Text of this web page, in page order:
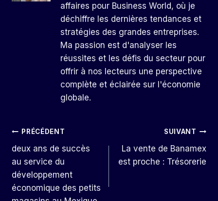
affaires pour Business World, où je
déchiffre les dernières tendances et
stratégies des grandes entreprises.
Ma passion est d'analyser les
réussites et les défis du secteur pour
offrir à nos lecteurs une perspective
complète et éclairée sur l'économie
globale.
Navigation
De
L’article
PRÉCÉDENT
deux ans de succès
au service du
développement
économique des petits
SUIVANT
La vente de Banamex
est proche : Trésorerie